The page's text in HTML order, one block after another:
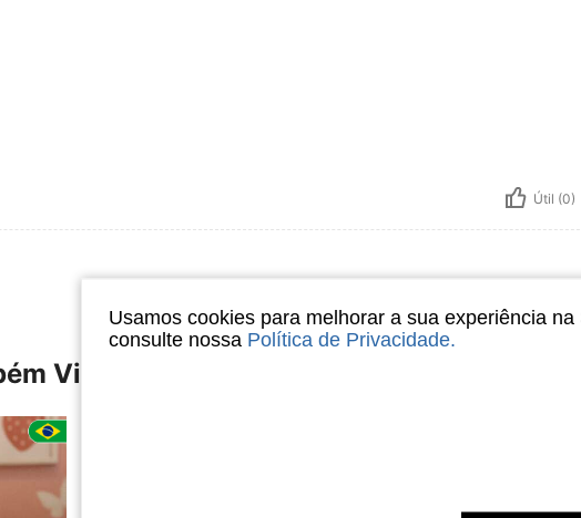
Útil (0)
Visitaram
Usamos cookies para melhorar a sua experiência
consulte nossa Política de Privacidade.